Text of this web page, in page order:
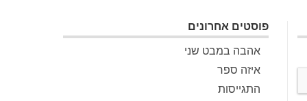
פוסטים אחרונים
אהבה במבט שני
איזה ספר
התגייסות